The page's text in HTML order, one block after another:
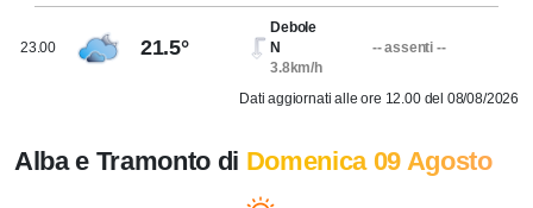
23.00 21.5°
Debole
N
3.8km/h
-- assenti --
Dati aggiornati alle ore 12.00 del 08/08/2026
Alba e Tramonto di Domenica 09 Agosto